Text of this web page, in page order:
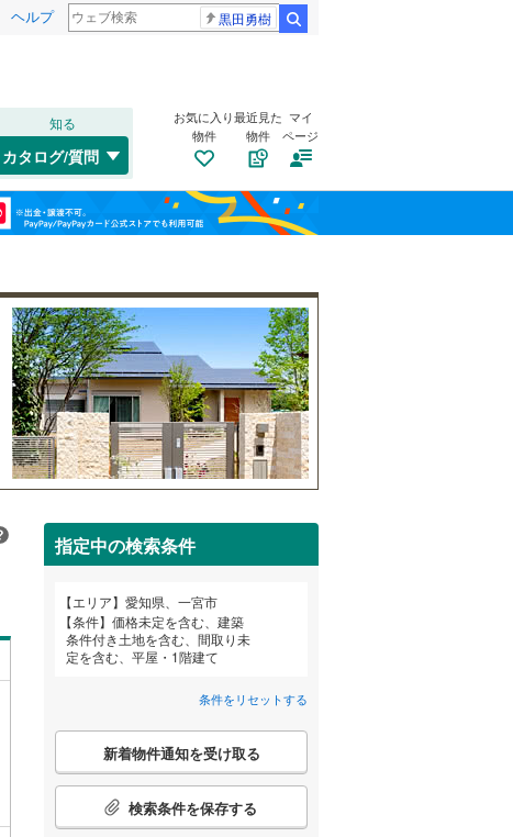
ヘルプ 黒田勇樹
知る
カタログ/質問
お気に入り
物件
最近見た
物件
マイ
ページ
指定中の検索条件
エリア
愛知県、一宮市
条件
価格未定を含む、建築
条件付き土地を含む、間取り未
定を含む、平屋・1階建て
条件をリセットする
こ
検
条
新着物件通知を受け取る
検索条件を保存する
福島
和歌山
鹿児島 沖縄
条件をリセットする
北区(0)
中区(0)
南区(0)
名東区(0)
一宮市(8)
碧南市(9)
犬山市(4)
小牧市(0)
(4)
岩倉市(1)
条件をリセットする
北方町北方(3)
条件をリセットする
中央本線（JR東海）(0)
東海道新幹線
名古屋市営地下鉄鶴舞線(0)
名古屋臨海高速鉄道あおなみ線(0)
愛知高速交通リニモ(0)
名鉄西尾線(0)
名鉄豊田線(0)
名鉄尾西線(4)
近鉄名古屋線(0)
条件をリセットする
条件をリセットする
トイレ２か所（7）
太陽光発電システム（0）
南道路（3）
住宅性能評価付き（ 7
条件をリセットする